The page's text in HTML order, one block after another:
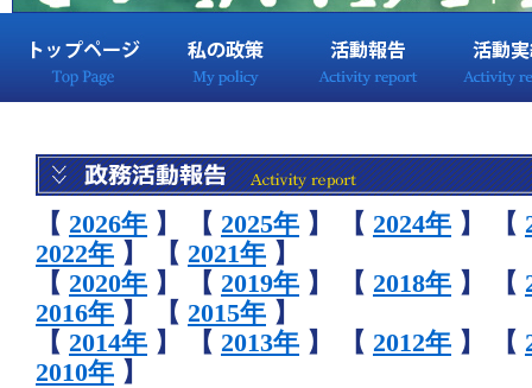
【 2026年 】 【 2025年 】 【 2024年 】 【
2022年 】 【 2021年 】
【 2020年 】 【 2019年 】 【 2018年 】 【
2016年 】 【 2015年 】
【 2014年 】 【 2013年 】 【 2012年 】 【
2010年 】